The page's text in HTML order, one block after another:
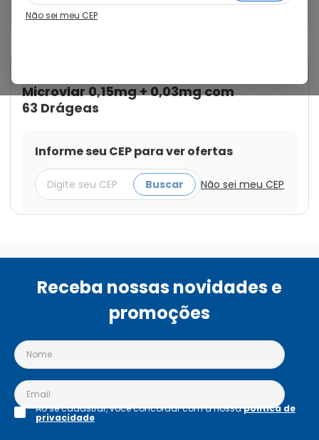
Não sei meu CEP
contraceptivo oral de baixa dose.
Microvlar 0,15mg + 0,03mg com
63 Drágeas
Informe seu CEP para ver ofertas
Buscar Não sei meu CEP
Receba nossas novidades e
promoções
Ao se cadastrar, você concordar com a nossapolítica de
privacidade